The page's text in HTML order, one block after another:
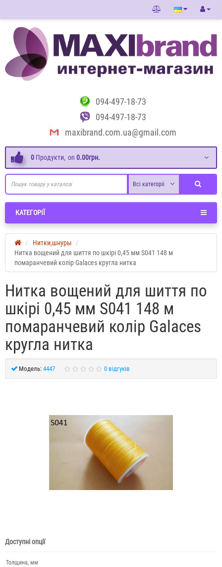
094-497-18-73
094-497-18-73
maxibrand.com.ua@gmail.com
0 Продукти, on 0.00грн.
Всі категоріі
КАТЕГОРІЇ
Нитки,шнуры
Нитка вощений для шиття по шкірі 0,45 мм S041 148 м
помаранчевий колір Galaces кругла нитка
Нитка вощений для шиття по
шкірі 0,45 мм S041 148 м
помаранчевий колір Galaces
кругла нитка
Модель: 4447 0 відгуків
Доступні опції
Толщина, мм